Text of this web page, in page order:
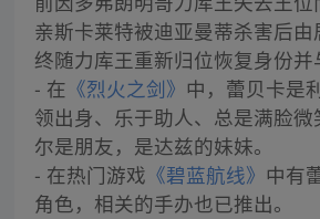
亲斯卡莱特被迪亚曼蒂杀害后
终随力库王重新归位恢复身份并
- 在 《烈火之剑》 中，蕾贝卡是
领出身、乐于助人、总是满脸
尔是朋友，是达兹的妹妹。
- 在热门游戏 《碧蓝航线》 中有
角色，相关的手办也已推出。